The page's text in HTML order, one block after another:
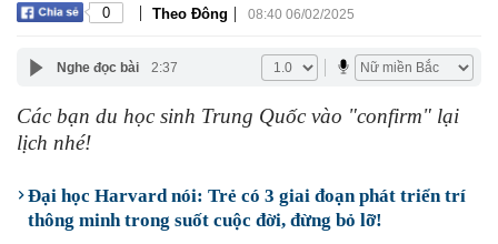
0 | Theo Đông | 08:40 06/02/2025
Nghe đọc bài 2:37
Các bạn du học sinh Trung Quốc vào "confirm" lại
lịch nhé!
Đại học Harvard nói: Trẻ có 3 giai đoạn phát triển trí
thông minh trong suốt cuộc đời, đừng bỏ lỡ!